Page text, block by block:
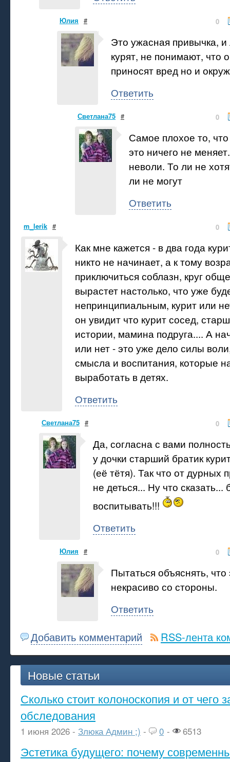
Юлия # 0
Это ужасная привычка,
курят, не понимают, что
приносят вред но и
Ответить
Светлана75 # 0
Самое плохое то,
это ничего не
неволи. То ли не
ли не могут
Ответить
m_lerik # 0
Как мне кажется - в два года
никто не начинает, а к тому
приключиться соблазн, круг
вырастет настолько, что уже
непринципиальным, курит или
он увидит что курит сосед,
истории, мамина подруга.... А
или нет - это уже дело силы
смысла и воспитания, которые
выработать в детях.
Ответить
Светлана75 # 0
Да, согласна с вами
у дочки старший братик
(её тётя). Так что от дурных
не деться... Ну что сказать...
воспитывать!!!
Ответить
Юлия # 0
Пытаться объяснять,
некрасиво со стороны.
Ответить
Добавить комментарий RSS-лента
Новые статьи
Сколько стоит колоноскопия и от чего
обследования
1 июня 2026 - Злюка Админ ;) - 0 - 6513
Эстетика будущего: почему